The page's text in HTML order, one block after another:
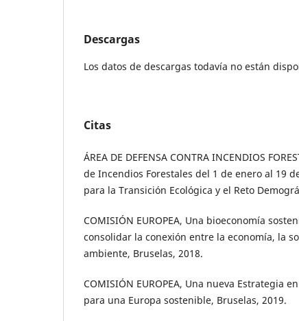
Descargas
Los datos de descargas todavía no están
Citas
ÁREA DE DEFENSA CONTRA INCENDIOS
de Incendios Forestales del 1 de enero al 19
para la Transición Ecológica y el Reto
COMISIÓN EUROPEA, Una bioeconomía
consolidar la conexión entre la economía, la
ambiente, Bruselas, 2018.
COMISIÓN EUROPEA, Una nueva Estrategia
para una Europa sostenible, Bruselas, 2019.